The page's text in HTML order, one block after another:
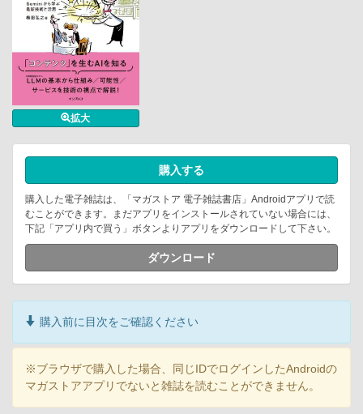
拡大
購入する
購入した電子雑誌は、「マガストア 電子雑誌書店」Androidアプリで読
むことができます。まだアプリをインストールされていない場合には、
下記「アプリ内で買う」ボタンよりアプリをダウンロードして下さい。
ダウンロード
購入前に目次をご確認ください
※ブラウザで購入した場合、同じIDでログインしたAndroidの
マガストアアプリでないと雑誌を読むことができません。